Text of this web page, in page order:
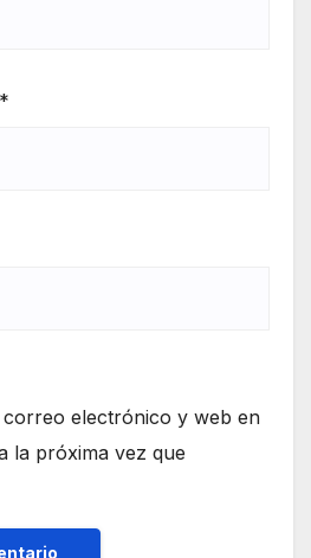
*
electrónico y web en
la próxima vez que